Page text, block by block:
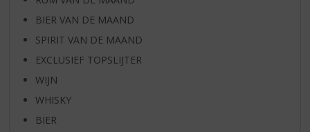
BIER VAN DE MAAND
SPIRIT VAN DE MAAND
EXCLUSIEF TOPSLIJTER
WIJN
WHISKY
BIER